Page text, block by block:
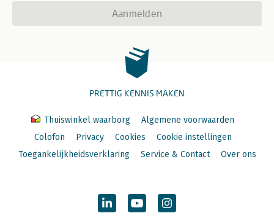
Aanmelden
PRETTIG KENNIS MAKEN
Thuiswinkel waarborg
Algemene voorwaarden
Colofon
Privacy Cookies
Cookie instellingen
Toegankelijkheidsverklaring
Service & Contact Over ons